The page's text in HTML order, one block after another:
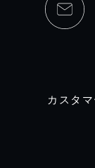
カスタ